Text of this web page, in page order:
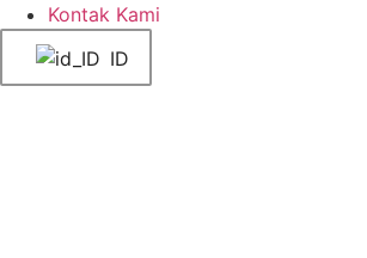
Kontak Kami
ID